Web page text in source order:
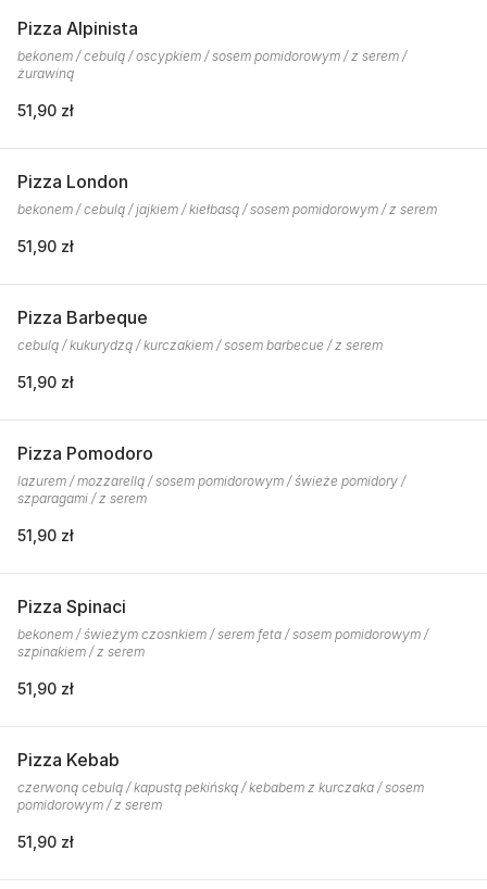
Pizza Alpinista
bekonem / cebulą / oscypkiem / sosem pomidorowym / z serem /
żurawiną
51,90 zł
Pizza London
bekonem / cebulą / jajkiem / kiełbasą / sosem pomidorowym / z serem
51,90 zł
Pizza Barbeque
cebulą / kukurydzą / kurczakiem / sosem barbecue / z serem
51,90 zł
Pizza Pomodoro
lazurem / mozzarellą / sosem pomidorowym / świeże pomidory /
szparagami / z serem
51,90 zł
Pizza Spinaci
bekonem / świeżym czosnkiem / serem feta / sosem pomidorowym /
szpinakiem / z serem
51,90 zł
Pizza Kebab
czerwoną cebulą / kapustą pekińską / kebabem z kurczaka / sosem
pomidorowym / z serem
51,90 zł